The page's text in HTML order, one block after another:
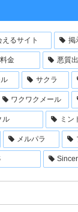
えるサイト 掲
料金 悪質
サクラ
ワクワクメール
ル ミン
メルパラ